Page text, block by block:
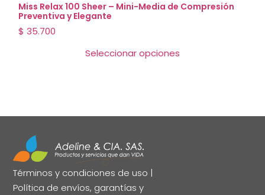
Miss Relax 100 Sheer – Mini-Media de Compresión
Preventiva y Elegante
$ 35.700
Seleccionar opciones
Términos y condiciones de uso |
Política de envíos, garantías y